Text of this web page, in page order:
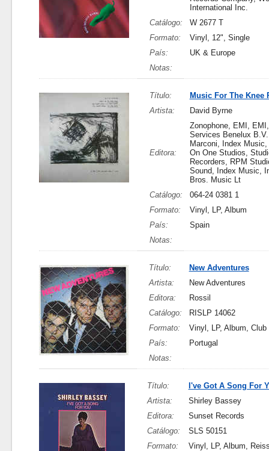
International Inc.
Catálogo:
W 2677 T
Formato:
Vinyl, 12", Single
País:
UK & Europe
Notas:
Título:
Music For The Knee
Artista:
David Byrne
Editora:
Zonophone, EMI,
Services Benelux
Marconi, Index
On One Studios,
Recorders, RPM
Sound, Index Music,
Bros. Music Lt
Catálogo:
064-24 0381 1
Formato:
Vinyl, LP, Album
País:
Spain
Notas:
Título:
New Adventures
Artista:
New Adventures
Editora:
Rossil
Catálogo:
RISLP 14062
Formato:
Vinyl, LP, Album, Club
País:
Portugal
Notas:
Título:
I've Got A Song For
Artista:
Shirley Bassey
Editora:
Sunset Records
Catálogo:
SLS 50151
Formato:
Vinyl, LP, Album,